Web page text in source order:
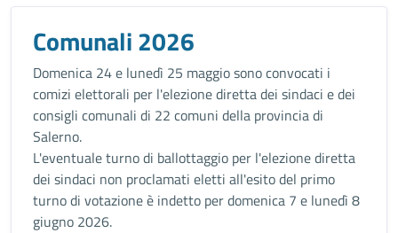
Comunali 2026
Domenica 24 e lunedì 25 maggio sono convocati i
comizi elettorali per l'elezione diretta dei sindaci e dei
consigli comunali di 22 comuni della provincia di
Salerno.
L'eventuale turno di ballottaggio per l'elezione diretta
dei sindaci non proclamati eletti all'esito del primo
turno di votazione è indetto per domenica 7 e lunedì 8
giugno 2026.